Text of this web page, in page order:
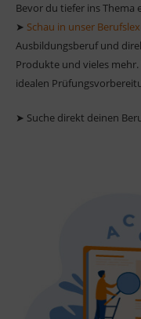
Bevor du tiefer ins Thema
➤ Schau in unser
Ausbildungsberuf und
Produkte und vieles
idealen
➤ Suche direkt deinen